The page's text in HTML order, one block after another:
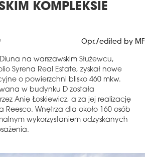
KOMPLEKSIE
Opr./edited by MF
na warszawskim Służewcu,
Syrena Real Estate, zyskał nowe
o powierzchni blisko 460 mkw.
w budynku D została
Anię Łoskiewicz, a za jej realizację
Reesco. Wnętrza dla około 160 osób
wykorzystaniem odzyskanych